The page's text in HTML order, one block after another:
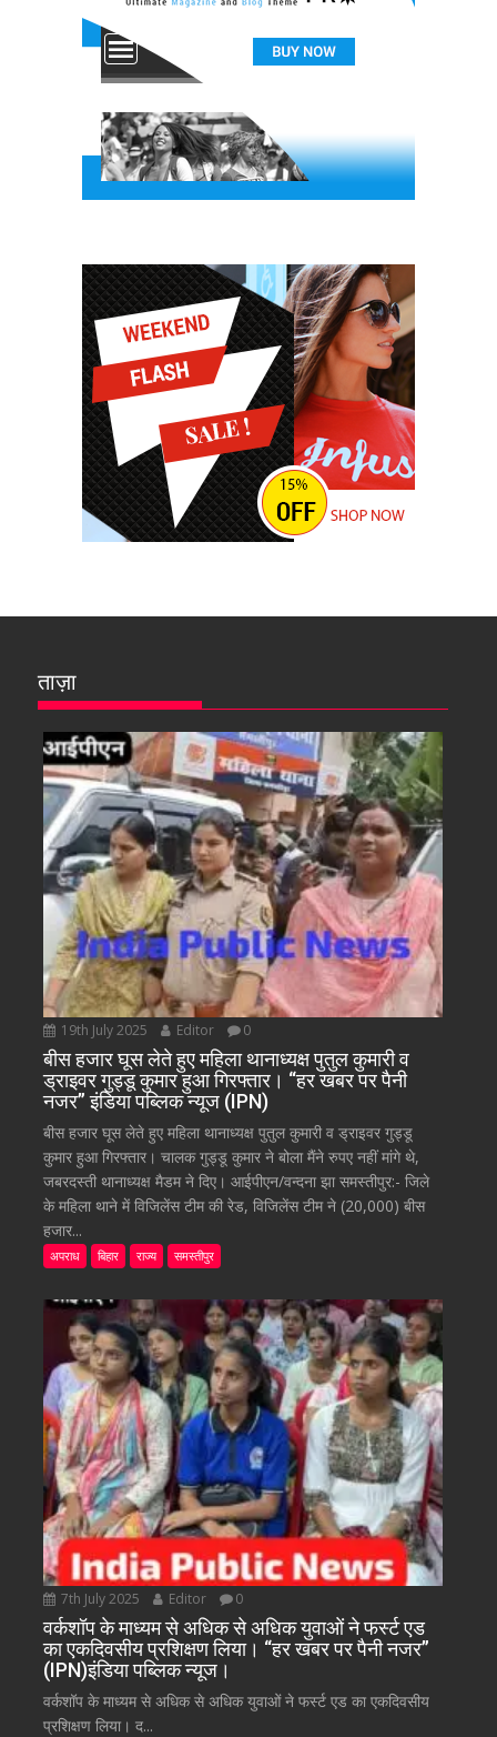
ताज़ा
19th July 2025 Editor 0
बीस हजार घूस लेते हुए महिला थानाध्यक्ष पुतुल कुमारी व
ड्राइवर गुड्डू कुमार हुआ गिरफ्तार। “हर खबर पर पैनी
नजर” इंडिया पब्लिक न्यूज (IPN)
बीस हजार घूस लेते हुए महिला थानाध्यक्ष पुतुल कुमारी व ड्राइवर गुड्डू
कुमार हुआ गिरफ्तार। चालक गुड्डू कुमार ने बोला मैंने रुपए नहीं मांगे थे,
जबरदस्ती थानाध्यक्ष मैडम ने दिए। आईपीएन/वन्दना झा समस्तीपुर:- जिले
के महिला थाने में विजिलेंस टीम की रेड, विजिलेंस टीम ने (20,000) बीस
हजार...
अपराध बिहार राज्य समस्तीपुर
7th July 2025 Editor 0
वर्कशॉप के माध्यम से अधिक से अधिक युवाओं ने फर्स्ट एड
का एकदिवसीय प्रशिक्षण लिया। “हर खबर पर पैनी नजर”
(IPN)इंडिया पब्लिक न्यूज।
वर्कशॉप के माध्यम से अधिक से अधिक युवाओं ने फर्स्ट एड का एकदिवसीय
प्रशिक्षण लिया। द...